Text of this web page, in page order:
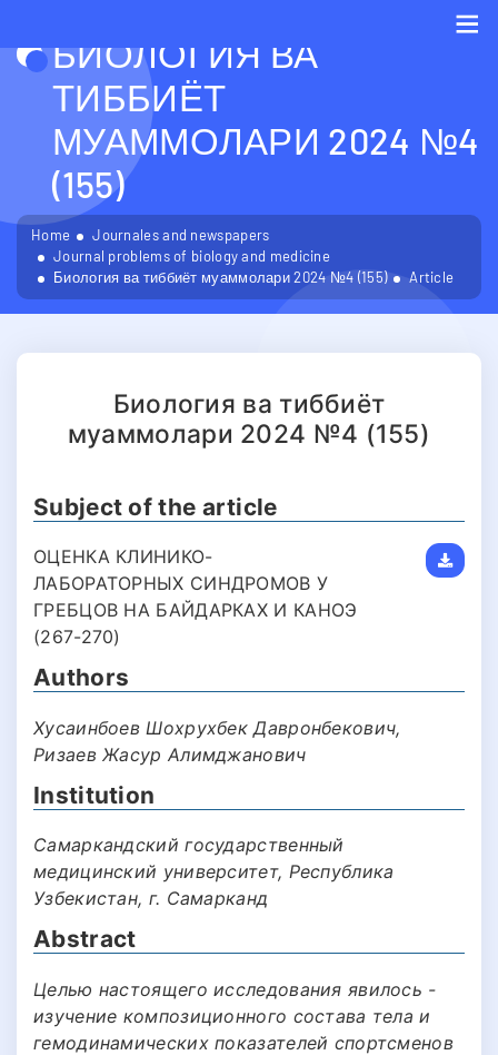
БИОЛОГИЯ ВА
ТИББИЁТ
МУАММОЛАРИ 2024 №4
(155)
Home
Journales and newspapers
Journal problems of biology and medicine
Биология ва тиббиёт муаммолари 2024 №4 (155)
Article
Биология ва тиббиёт
муаммолари 2024 №4 (155)
Subject of the article
ОЦЕНКА КЛИНИКО-
ЛАБОРАТОРНЫХ СИНДРОМОВ У
ГРЕБЦОВ НА БАЙДАРКАХ И КАНОЭ
(267-270)
Authors
Хусаинбоев Шохрухбек Давронбекович,
Ризаев Жасур Алимджанович
Institution
Самаркандский государственный
медицинский университет, Республика
Узбекистан, г. Самарканд
Abstract
Целью настоящего исследования явилось -
изучение композиционного состава тела и
гемодинамических показателей спортсменов